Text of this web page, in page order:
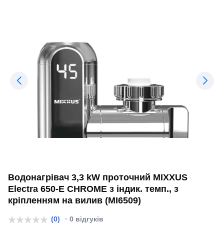
Водонагрівач 3,3 kW проточний MIXXUS
Electra 650-E CHROME з індик. темп., з
кріпленням на вилив (MI6509)
(0) · 0 відгуків